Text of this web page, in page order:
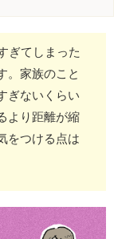
ぎてしまった
。家族のこと
ぎないくらい
より距離が縮
をつける点は